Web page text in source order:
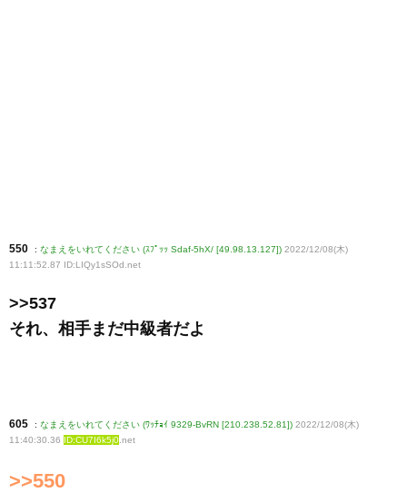
550 : なまえをいれてください (ｽﾌﾟｯｯ Sdaf-5hX/ [49.98.13.127]) 2022/12/08(木)
11:11:52.87 ID:LIQy1sSOd .net
>>537
それ、相手まだ中級者だよ
605 : なまえをいれてください (ﾜｯﾁｮｲ 9329-BvRN [210.238.52.81]) 2022/12/08(木)
11:40:30.36 ID:CU7I6k5j0 .net
>>550